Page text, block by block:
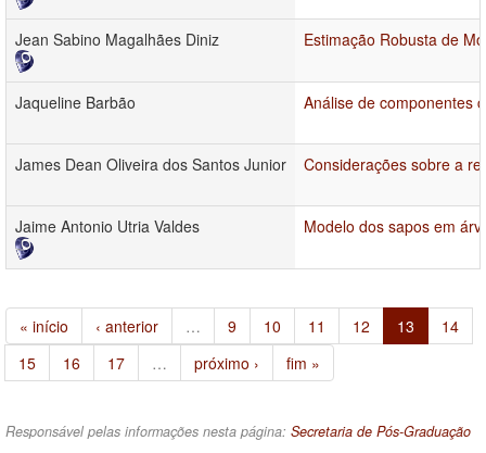
Jean Sabino Magalhães Diniz Estimação Robusta de
Jaqueline Barbão Análise de componentes
James Dean Oliveira dos Santos Junior Considerações sobre a
Jaime Antonio Utria Valdes Modelo dos sapos em
« início ‹ anterior … 9 10 11 12 13
14
15
16 17 … próximo › fim »
Responsável pelas informações nesta página: Secretaria de Pós-Graduação